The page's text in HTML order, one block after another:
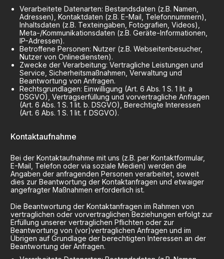
Verarbeitete Datenarten: Bestandsdaten (z.B. Namen,
Adressen), Kontaktdaten (z.B. E-Mail, Telefonnummern),
Inhaltsdaten (z.B. Texteingaben, Fotografien, Videos),
Meta-/Kommunikationsdaten (z.B. Geräte-Informationen,
IP-Adressen).
Betroffene Personen: Nutzer (z.B. Webseitenbesucher,
Nutzer von Onlinediensten).
Zwecke der Verarbeitung: Vertragliche Leistungen und
Service, Sicherheitsmaßnahmen, Verwaltung und
Beantwortung von Anfragen.
Rechtsgrundlagen: Einwilligung (Art. 6 Abs. 1 S. 1 lit. a
DSGVO), Vertragserfüllung und vorvertragliche Anfragen
(Art. 6 Abs. 1 S. 1 lit. b. DSGVO), Berechtigte Interessen
(Art. 6 Abs. 1 S. 1 lit. f. DSGVO).
Kontaktaufnahme
Bei der Kontaktaufnahme mit uns (z.B. per Kontaktformular,
E-Mail, Telefon oder via soziale Medien) werden die
Angaben der anfragenden Personen verarbeitet, soweit
dies zur Beantwortung der Kontaktanfragen und etwaiger
angefragter Maßnahmen erforderlich ist.
Die Beantwortung der Kontaktanfragen im Rahmen von
vertraglichen oder vorvertraglichen Beziehungen erfolgt zur
Erfüllung unserer vertraglichen Pflichten oder zur
Beantwortung von (vor)vertraglichen Anfragen und im
Übrigen auf Grundlage der berechtigten Interessen an der
Beantwortung der Anfragen.